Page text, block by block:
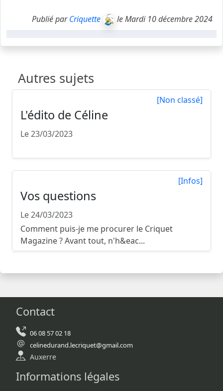
Publié parCriquette le Mardi 10 décembre 2024
Autres sujets
[Non classé]
L'édito de Céline
Le 23/03/2023
[Infos]
Vos questions
Le 24/03/2023
Comment puis-je me procurer le Criquet
Magazine ? Avant tout, n'h&eac...
Contact
06 08 57 02 18
celinedurand.lecriquet@gmail.com
Auxerre
Informations légales